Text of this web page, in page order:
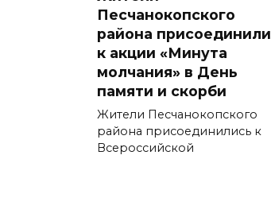
Песчанокопского
района
к акции «Минута
молчания» в День
памяти и скорби
Жители Песчанокопского
района присоединились к
Всероссийской